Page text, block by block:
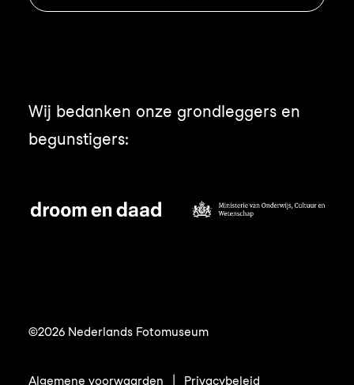
Wij bedanken onze grondleggers en
begunstigers:
©2026 Nederlands Fotomuseum
Algemene voorwaarden Privacybeleid